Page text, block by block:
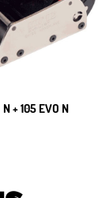
+ 105 EVO N